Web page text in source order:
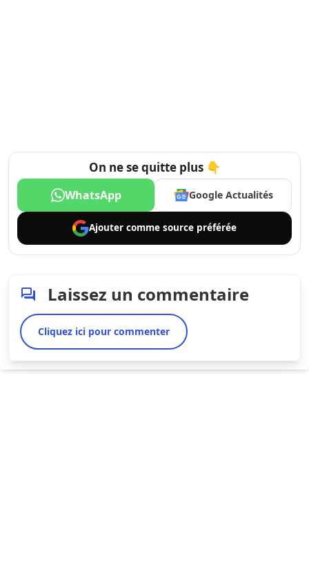
On ne se quitte plus 👇
WhatsApp Google Actualités
Ajouter comme source préférée
Laissez un commentaire
Cliquez ici pour commenter